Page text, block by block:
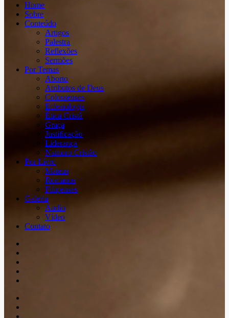
Home
Sobre
Conteúdo
Artigos
Palestra
Reflexões
Sermões
Por Temas
Aborto
Atributos de Deus
Colossenses
Eclesiologia
Ética Cristã
Graça
Justificação
Liderança
Namoro Cristão
Por Livro
Mateus
Romanos
Filipenses
Galeria
Áudio
Vídeo
Contato